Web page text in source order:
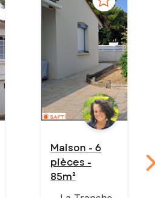
Maison - 6
pièces -
85m²